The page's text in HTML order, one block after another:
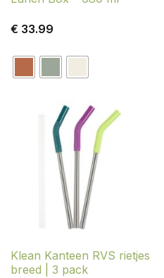
€ 33.99
Klean Kanteen RVS rietjes
breed | 3 pack